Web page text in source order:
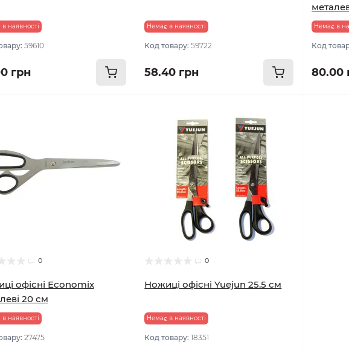
наявності
59610
грн
Немає в наявності
Код товару:59722
58.40 грн
Немає в
Код
80.00
0
офісні Economix
20 см
наявності
27475
0
Ножиці офісні Yuejun 25.5 см
Немає в наявності
Код товару:18351